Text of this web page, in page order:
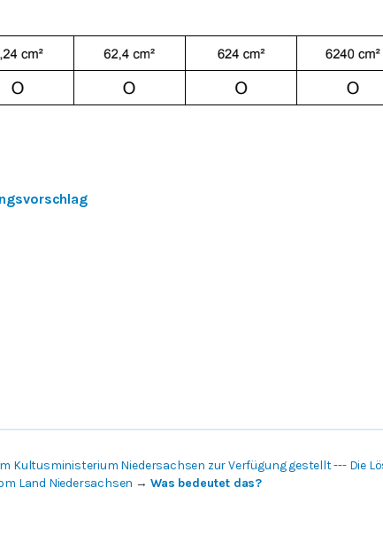
Kultusministerium Niedersachsen zur Verfügung gestellt --- Die
Land Niedersachsen → Was bedeutet das?